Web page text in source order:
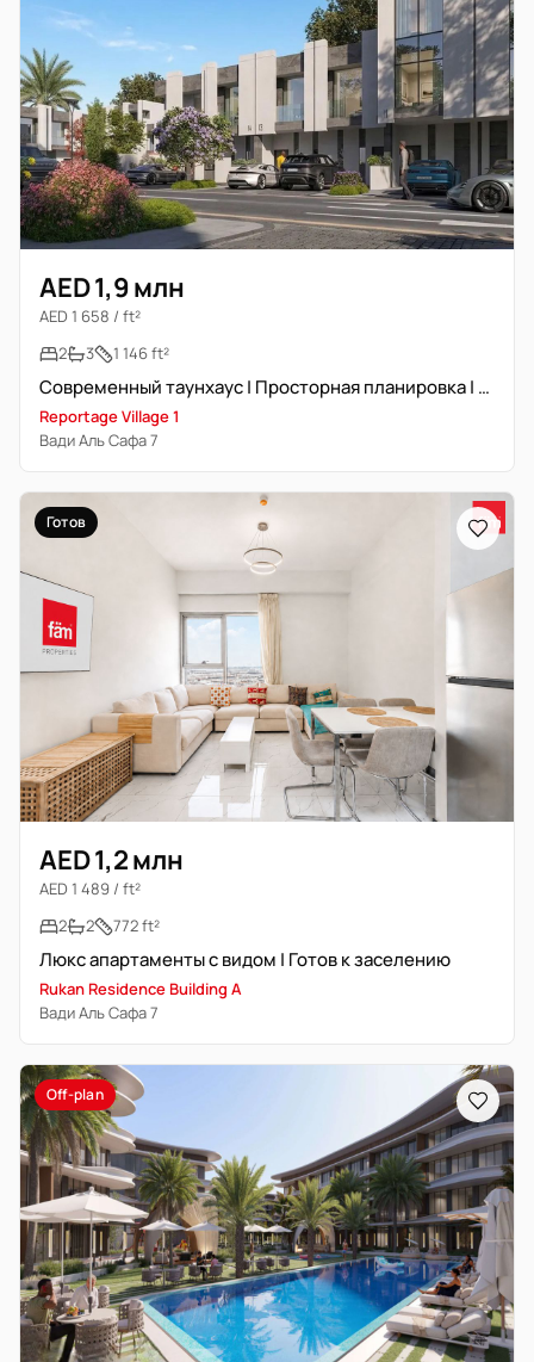
AED 1,9 млн
AED 1 658 / ft²
2
3 1 146 ft²
Современный таунхаус | Просторная планировка | Премиум-локация
Reportage Village 1
Вади Аль Сафа 7
Готов
AED 1,2 млн
AED 1 489 / ft²
2
2 772 ft²
Люкс апартаменты с видом | Готов к заселению
Rukan Residence Building A
Вади Аль Сафа 7
Off-plan